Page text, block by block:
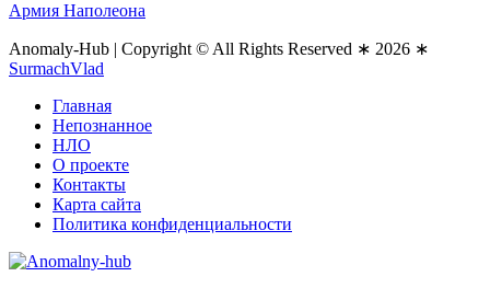
Армия Наполеона
Anomaly-Hub | Copyright © All Rights Reserved ∗ 2026 ∗
SurmachVlad
Главная
Непознанное
НЛО
О проекте
Контакты
Карта сайта
Политика конфиденциальности